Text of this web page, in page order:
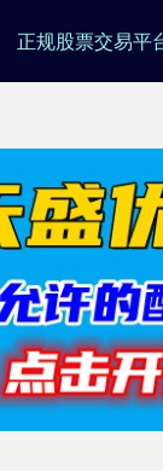
正规股票交易平